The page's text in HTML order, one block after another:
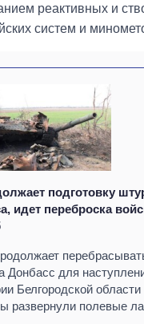
реактивных и
систем и
подготовку
идет переброска
Донбасс для
Белгородской области
развернули полевые